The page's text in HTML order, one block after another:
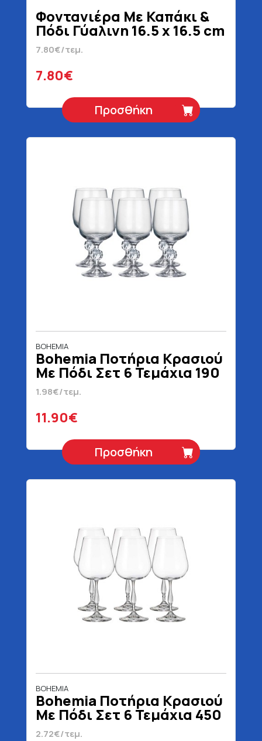
Φοντανιέρα Με Καπάκι &
Πόδι Γύαλινη 16.5 x 16.5 cm
7.80€/τεμ.
7.80€
Προσθήκη
BOHEMIA
Bohemia Ποτήρια Κρασιού
Με Πόδι Σετ 6 Τεμάχια 190
ml
1.98€/τεμ.
11.90€
Προσθήκη
BOHEMIA
Bohemia Ποτήρια Κρασιού
Με Πόδι Σετ 6 Τεμάχια 450
ml
2.72€/τεμ.